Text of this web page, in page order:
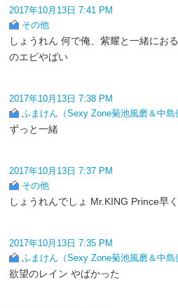
2017年10月13日 7:41 PM
その他
しょうれん 何で俺、紫耀と一緒にお
のエピやばい
2017年10月13日 7:38 PM
ふまけん（Sexy Zone菊池風磨＆中島
ずっと一緒
2017年10月13日 7:37 PM
その他
しょうれんでしょ Mr.KING Prince早
2017年10月13日 7:35 PM
ふまけん（Sexy Zone菊池風磨＆中島
欲望のレイン やばかった